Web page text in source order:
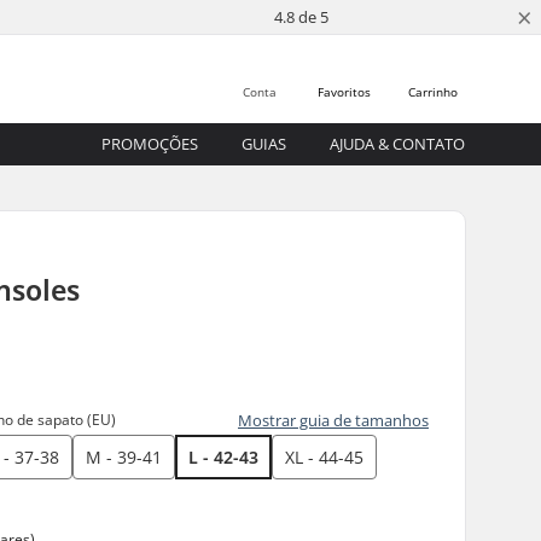
4.8 de 5 ×
Carrinho
Favoritos
Conta
PROMOÇÕES GUIAS AJUDA & CONTATO
de sapato (EU) Mostrar guia de tamanhos
- 37-38 M - 39-41 L - 42-43 XL - 44-45